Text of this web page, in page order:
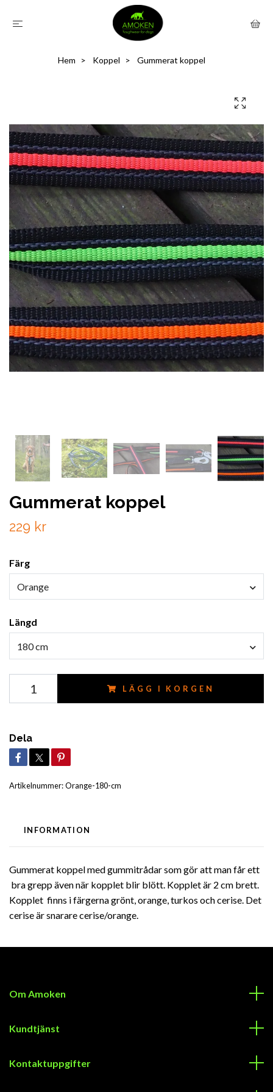
Hem Koppel Gummerat koppel
Gummerat koppel
229 kr
Färg
Orange
Längd
180 cm
LÄGG I KORGEN
Dela
Artikelnummer:Orange-180-cm
INFORMATION
Gummerat koppelmed gummitrådar som gör att man får ett
bra grepp även när kopplet blir blött. Kopplet är 2 cm brett.
Kopplet finns i färgerna grönt, orange, turkos och cerise. Det
cerise är snarare cerise/orange.
Om Amoken
Kundtjänst
Kontaktuppgifter